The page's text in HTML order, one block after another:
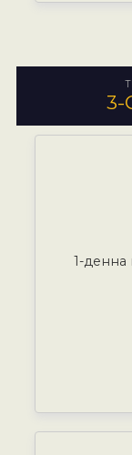
1-денна